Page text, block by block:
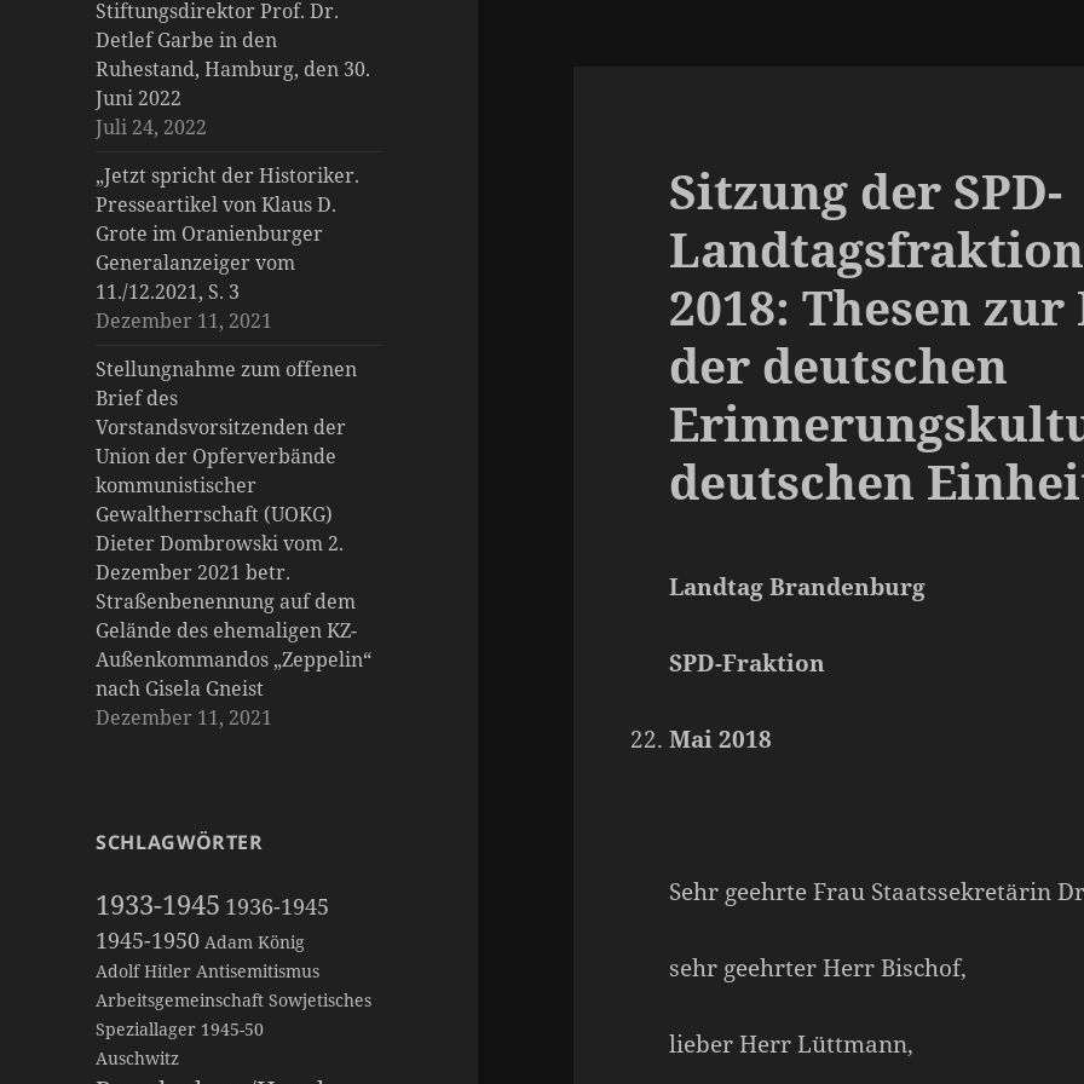
Stiftungsdirektor Prof. Dr.
Detlef Garbe in den
Ruhestand, Hamburg, den 30.
Juni 2022
Juli 24, 2022
„Jetzt spricht der Historiker.
Presseartikel von Klaus D.
Grote im Oranienburger
Generalanzeiger vom
11./12.2021, S. 3
Dezember 11, 2021
Stellungnahme zum offenen
Brief des
Vorstandsvorsitzenden der
Union der Opferverbände
kommunistischer
Gewaltherrschaft (UOKG)
Dieter Dombrowski vom 2.
Dezember 2021 betr.
Straßenbenennung auf dem
Gelände des ehemaligen KZ-
Außenkommandos „Zeppelin“
nach Gisela Gneist
Dezember 11, 2021
SCHLAGWÖRTER
1933-1945 1936-1945
1945-1950 Adam König
Adolf Hitler Antisemitismus
Arbeitsgemeinschaft Sowjetisches
Speziallager 1945-50
Auschwitz
Sitzung der SPD-
2018: Thesen
der deutschen
deutschen
Landtag Brandenburg
SPD-Fraktion
Mai 2018
Sehr geehrte Frau Staatssekretärin
sehr geehrter Herr Bischof,
lieber Herr Lüttmann,